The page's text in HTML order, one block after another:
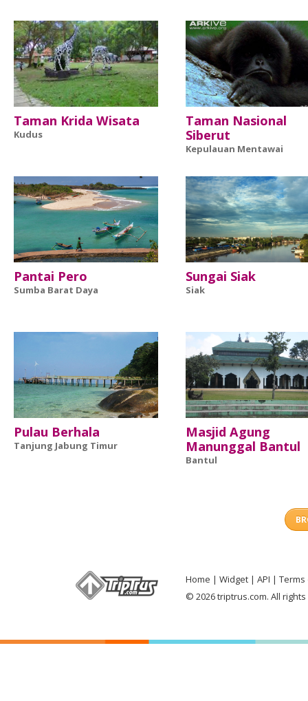
Taman Krida Wisata
Kudus
Taman Nasional
Siberut
Kepulauan Mentawai
Pantai Pero
Sumba Barat Daya
Sungai Siak
Siak
Pulau Berhala
Tanjung Jabung Timur
Masjid Agung
Manunggal Bantul
Bantul
Home Widget API
Terms
© 2026 triptrus.com. All